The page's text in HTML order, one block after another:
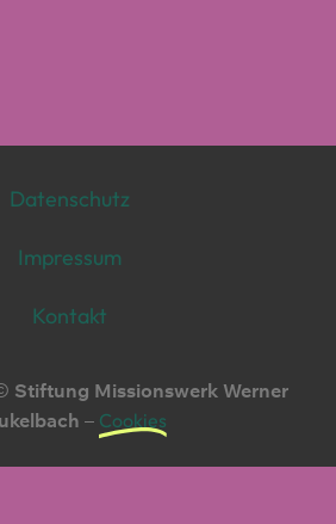
Datenschutz
Impressum
Kontakt
Stiftung Missionswerk Werner
– Cookies